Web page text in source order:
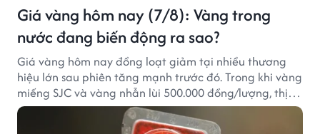
Giá vàng hôm nay (7/8): Vàng trong
nước đang biến động ra sao?
Giá vàng hôm nay đồng loạt giảm tại nhiều thương
hiệu lớn sau phiên tăng mạnh trước đó. Trong khi vàng
miếng SJC và vàng nhẫn lùi 500.000 đồng/lượng, thị
trường vẫn duy trì mặt bằng giá cao, với sự chênh
lệch đáng kể giữa các doanh nghiệp.